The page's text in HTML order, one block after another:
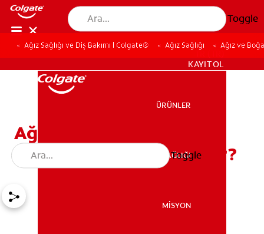
Toggle
KAYIT OL
ÜRÜNLER
AĞIZ SAĞLIĞI
MİSYON
Toggle
Ağız Sağlığı ve Diş Bakımı | Colgate® Ağız Sağlığı Ağız ve
Ağız ve Boğaz Kuruluğu
Neden Olur, Nasıl Giderilir?